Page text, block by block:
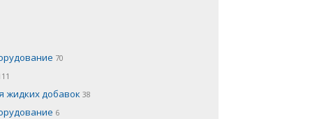
70
жидких добавок 38
6